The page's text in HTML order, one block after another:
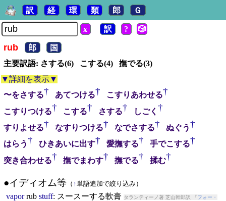
訳 経 環 類 郎 Ｇ
x 訳 ? 🎲
rub 郎
国
主要訳語: さする(6) こする(4) 撫でる(3)
▼詳細を表示▼
〜をさする† あてつける† こすりあわせる†
こすりつける† こする† さする† しごく †
すりよせる† なすりつける† なでさする† ぬぐう†
はらう† ひきあいに出す† 愛撫する† 手でこする†
突き合わせる† 撫でまわす† 撫でる† 揉む†
●イディオム等（ ↑単語追加で絞り込み）
vapor rub stuff: スースーする軟膏 タランティーノ著 芝山幹郎訳 『フォー・